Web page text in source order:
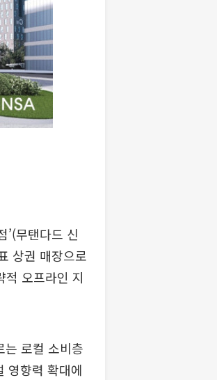
’(무탠다드 신
상권 매장으로
오프라인 지
는 로컬 소비층
영향력 확대에